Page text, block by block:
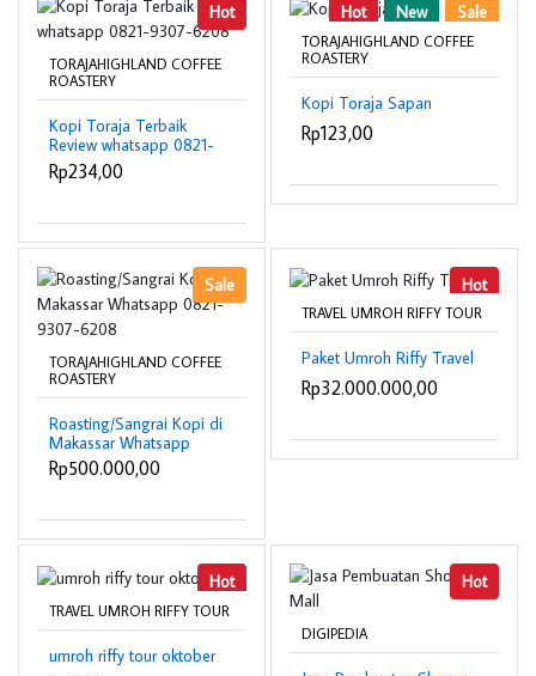
Hot
TORAJAHIGHLAND COFFEE
ROASTERY
Kopi Toraja Terbaik
Review whatsapp 0821-
9307-6208
Rp234,00
Hot New Sale
TORAJAHIGHLAND COFFEE
ROASTERY
Kopi Toraja Sapan
Rp123,00
Sale
TORAJAHIGHLAND COFFEE
ROASTERY
Roasting/Sangrai Kopi di
Makassar Whatsapp
0821-9307-6208
Rp500.000,00
Hot
TRAVEL UMROH RIFFY TOUR
Paket Umroh Riffy Travel
Rp32.000.000,00
Hot
TRAVEL UMROH RIFFY TOUR
umroh riffy tour oktober
Hot
DIGIPEDIA